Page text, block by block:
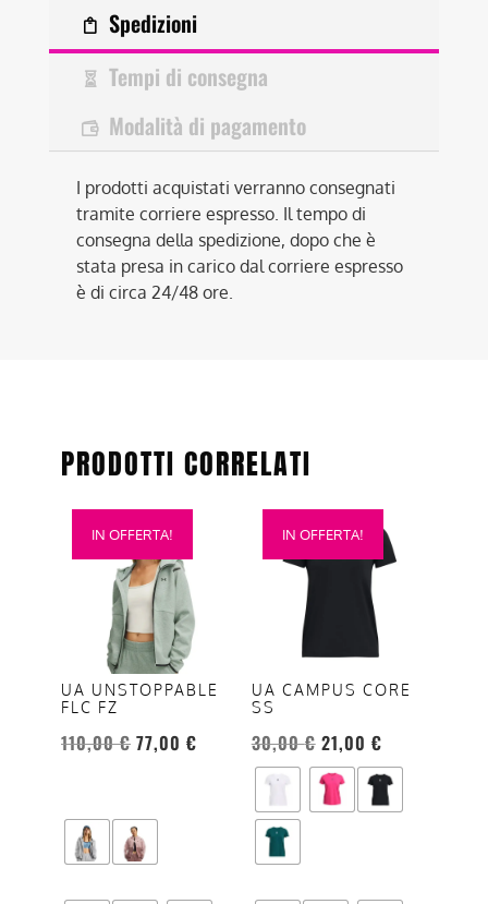
Spedizioni
Tempi di consegna
Modalità di pagamento
I prodotti acquistati verranno consegnati
tramite corriere espresso. Il tempo di
consegna della spedizione, dopo che è
stata presa in carico dal corriere espresso
è di circa 24/48 ore.
PRODOTTI CORRELATI
IN OFFERTA!
UA UNSTOPPABLE
FLC FZ
110,00€ 77,00 €
Questo
prodotto
varianti.
opzioni
possono
essere
pagina
del
IN OFFERTA!
UA CAMPUS CORE
SS
30,00€ 21,00 €
Questo
prodotto
varianti.
opzioni
possono
essere
scelte
pagina
del